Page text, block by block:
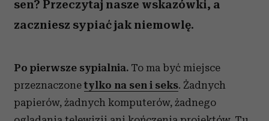
sen? Przeczytaj nasze wskazówki, a
zaczniesz sypiać jak niemowlę.
Po pierwsze sypialnia. To ma być miejsce
przeznaczonetylko na sen i seks. Żadnych
papierów, żadnych komputerów, żadnego